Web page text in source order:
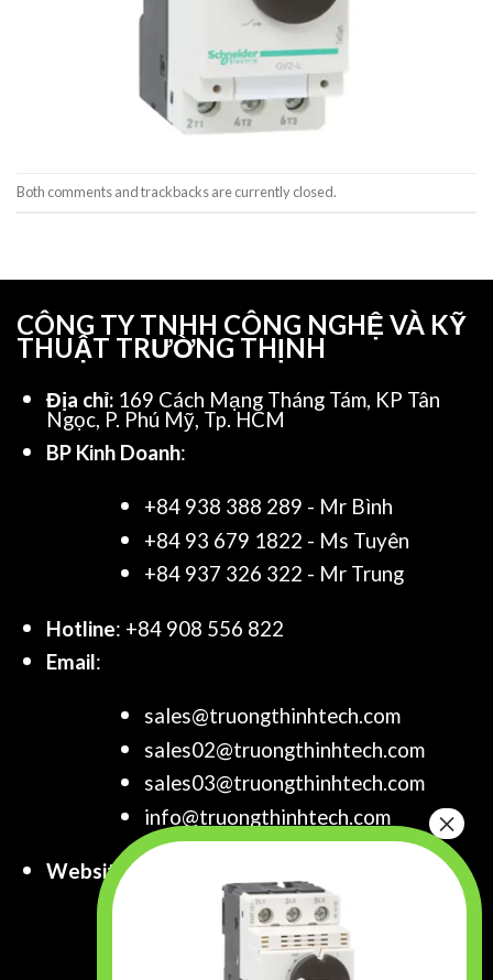
Both comments and trackbacks are currently closed.
CÔNG TY TNHH CÔNG NGHỆ VÀ KỸ
THUẬT TRƯỜNG THỊNH
Địa chỉ: 169 Cách Mạng Tháng Tám, KP Tân
Ngọc, P. Phú Mỹ, Tp. HCM
BP Kinh Doanh:
+84 938 388 289 - Mr Bình
+84 93 679 1822 - Ms Tuyên
+84 937 326 322 - Mr Trung
Hotline: +84 908 556 822
Email:
sales@truongthinhtech.com
sales02@truongthinhtech.com
sales03@truongthinhtech.com
info@truongthinhtech.com
Website:
www.truongthinhtech.com
www.components.com.vn